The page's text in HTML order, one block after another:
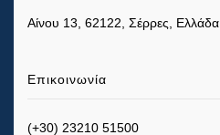
Αίνου 13, 62122, Σέρρες, Ελλάδα
Επικοινωνία
(+30) 23210 51500